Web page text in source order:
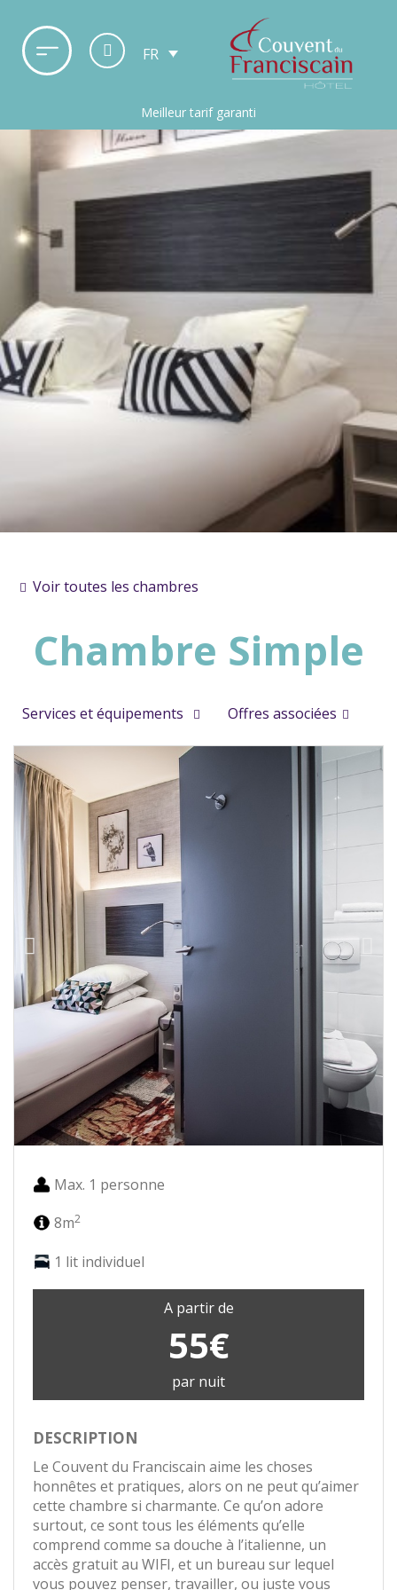
FR
Meilleur tarif garanti
Voir toutes les chambres
Chambre Simple
Services et équipements Offres associées
Max. 1 personne
8m2
1 lit individuel
A partir de
55€
par nuit
DESCRIPTION
Le Couvent du Franciscain aime les choses
honnêtes et pratiques, alors on ne peut qu’aimer
cette chambre si charmante. Ce qu’on adore
surtout, ce sont tous les éléments qu’elle
comprend comme sa douche à l’italienne, un
accès gratuit au WIFI, et un bureau sur lequel
vous pouvez penser, travailler, ou juste vous